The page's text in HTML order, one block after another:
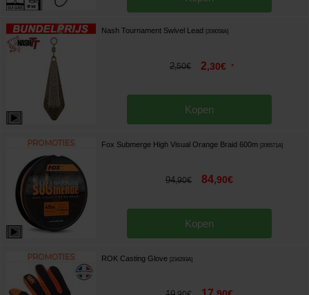
Nash Tournament Swivel Lead 208058A]
2,50€ 2,30€ *
Kopen
Fox Submerge High Visual Orange Braid 600m 206571A]
94,90€ 84,90€
Kopen
ROK Casting Glove 234293A]